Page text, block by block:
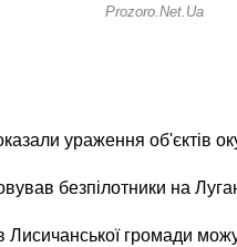
ураження об'єктів
безпілотники на
Лисичанської громади